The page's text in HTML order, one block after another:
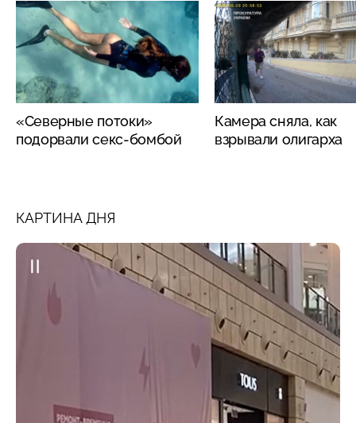
«Северные потоки»
подорвали секс-бомбой
Камера сняла, как
взрывали олигарха
КАРТИНА ДНЯ